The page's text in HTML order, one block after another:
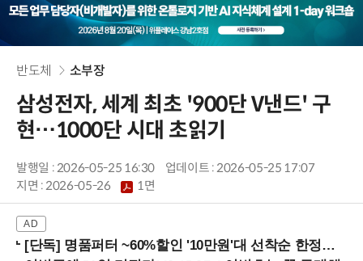
반도체 소부장
삼성전자, 세계 최초 '900단 V낸드' 구
현…1000단 시대 초읽기
발행일 : 2026-05-25 16:30
업데이트 : 2026-05-25 17:07
지면 :2026-05-26 1면
[단독] 명품퍼터 ~60%할인 '10만원'대 선착순 한정판매!